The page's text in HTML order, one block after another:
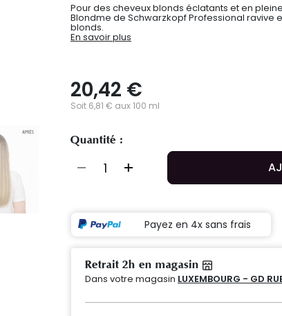
Pour des cheveux blonds éclatants et en
Blondme de Schwarzkopf Professional ravive
blonds.
En savoir plus
20,42 €
Soit 6,81 € aux 100 ml
Quantité :
Payez en 4x sans frais
Retrait 2h en magasin
Dans votre magasin LUXEMBOURG - GD